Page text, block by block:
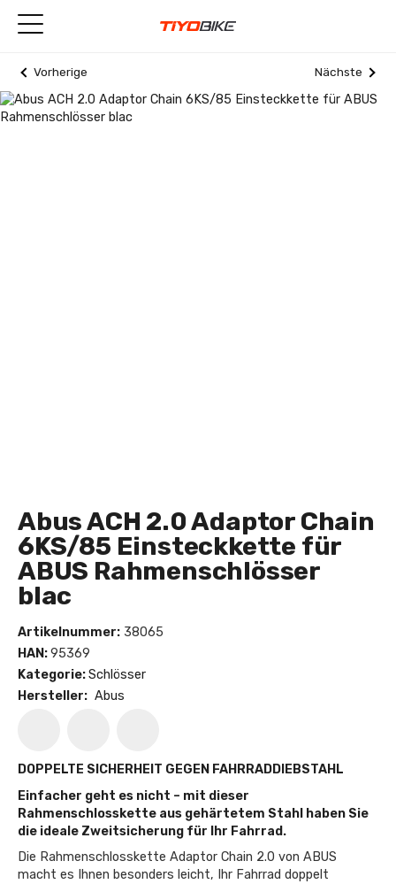
Vorherige Nächste
Abus ACH 2.0 Adaptor Chain
6KS/85 Einsteckkette für
ABUS Rahmenschlösser
blac
Artikelnummer: 38065
HAN:95369
Kategorie:Schlösser
Hersteller: Abus
DOPPELTE SICHERHEIT GEGEN FAHRRADDIEBSTAHL
Einfacher geht es nicht – mit dieser
Rahmenschlosskette aus gehärtetem Stahl haben Sie
die ideale Zweitsicherung für Ihr Fahrrad.
Die Rahmenschlosskette Adaptor Chain 2.0 von ABUS
macht es Ihnen besonders leicht, Ihr Fahrrad doppelt